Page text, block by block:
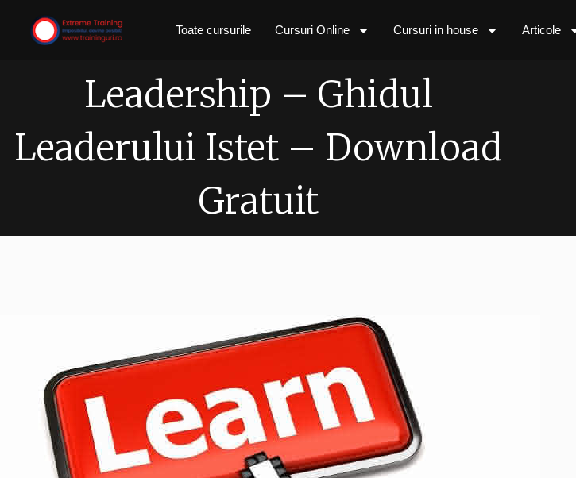
Toate cursurile Cursuri Online Cursuri in house Articole
Leadership – Ghidul
Leaderului Istet – Download
Gratuit